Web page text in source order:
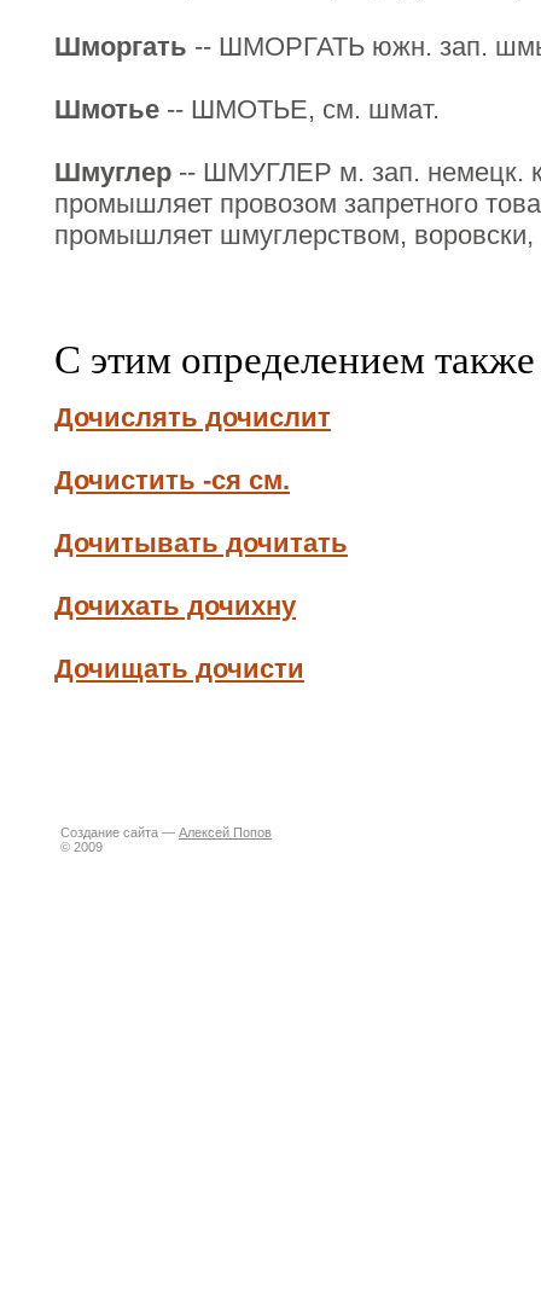
Шморгать -- ШМОРГАТЬ южн. зап.
Шмотье -- ШМОТЬЕ, см. шмат.
Шмуглер -- ШМУГЛЕР м. зап. немецк.
промышляет провозом запретного
промышляет шмуглерством,
С этим определением
Дочислять дочислит
Дочистить -ся см.
Дочитывать дочитать
Дочихать дочихну
Дочищать дочисти
Создание сайта — Алексей Попов
© 2009